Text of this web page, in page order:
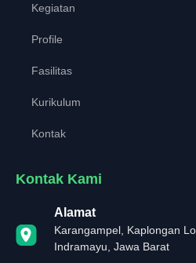
Kegiatan
Profile
Fasilitas
Kurikulum
Kontak
Kontak Kami
Alamat
Karangampel, Kaplongan
Indramayu, Jawa Barat